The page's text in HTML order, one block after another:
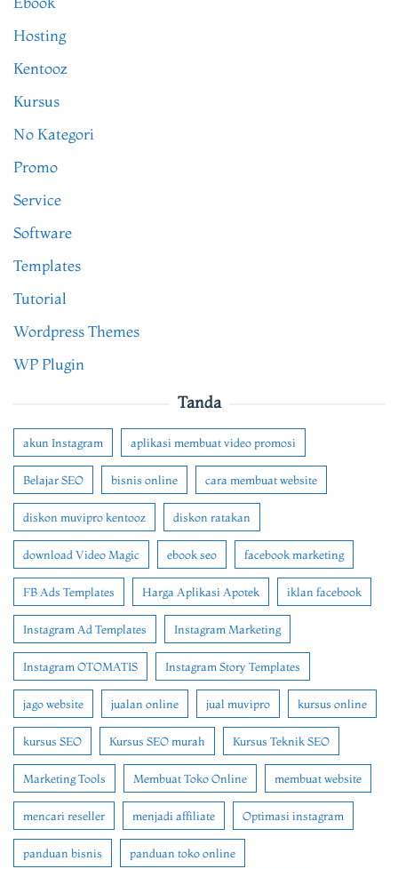
Hosting
Kentooz
Kursus
No Kategori
Promo
Service
Software
Templates
Tutorial
Wordpress Themes
WP Plugin
Tanda
akun Instagram aplikasi membuat video promosi
Belajar SEO bisnis online cara membuat website
diskon muvipro kentooz diskon ratakan
download Video Magic ebook seo facebook marketing
FB Ads Templates Harga Aplikasi Apotek iklan facebook
Instagram Ad Templates Instagram Marketing
Instagram OTOMATIS Instagram Story Templates
jago website jualan online jual muvipro kursus online
kursus SEO Kursus SEO murah Kursus Teknik SEO
Marketing Tools Membuat Toko Online membuat website
mencari reseller menjadi affiliate Optimasi instagram
panduan bisnis panduan toko online